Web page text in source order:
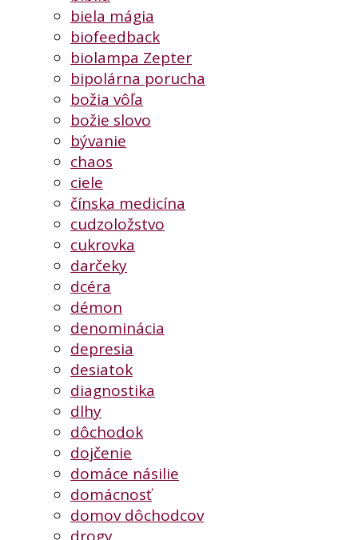
biela mágia
biofeedback
biolampa Zepter
bipolárna porucha
božia vôľa
božie slovo
bývanie
chaos
ciele
čínska medicína
cudzoložstvo
cukrovka
darčeky
dcéra
démon
denominácia
depresia
desiatok
diagnostika
dlhy
dôchodok
dojčenie
domáce násilie
domácnosť
domov dôchodcov
drogy